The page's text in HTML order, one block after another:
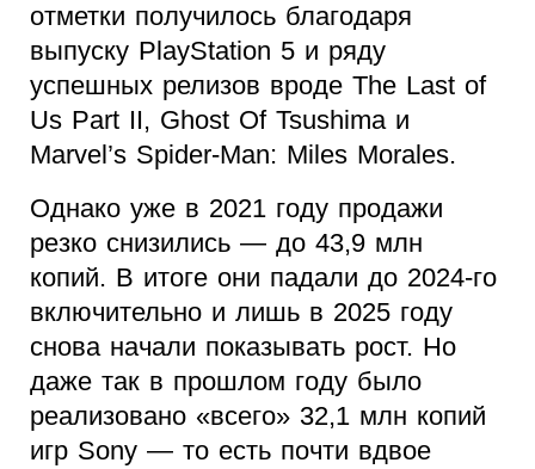
отметки получилось благодаря
выпуску PlayStation 5 и ряду
успешных релизов вроде The Last of
Us Part II, Ghost Of Tsushima и
Marvel’s Spider-Man: Miles Morales.
Однако уже в 2021 году продажи
резко снизились — до 43,9 млн
копий. В итоге они падали до 2024-го
включительно и лишь в 2025 году
снова начали показывать рост. Но
даже так в прошлом году было
реализовано «всего» 32,1 млн копий
игр Sony — то есть почти вдвое